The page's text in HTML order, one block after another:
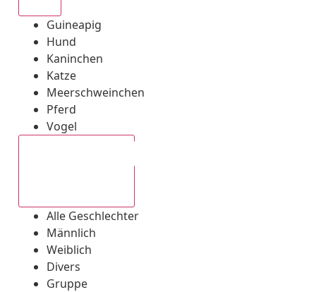
Guineapig
Hund
Kaninchen
Katze
Meerschweinchen
Pferd
Vogel
Alle Geschlechter
Männlich
Weiblich
Divers
Gruppe